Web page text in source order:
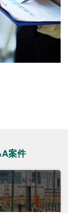
案件